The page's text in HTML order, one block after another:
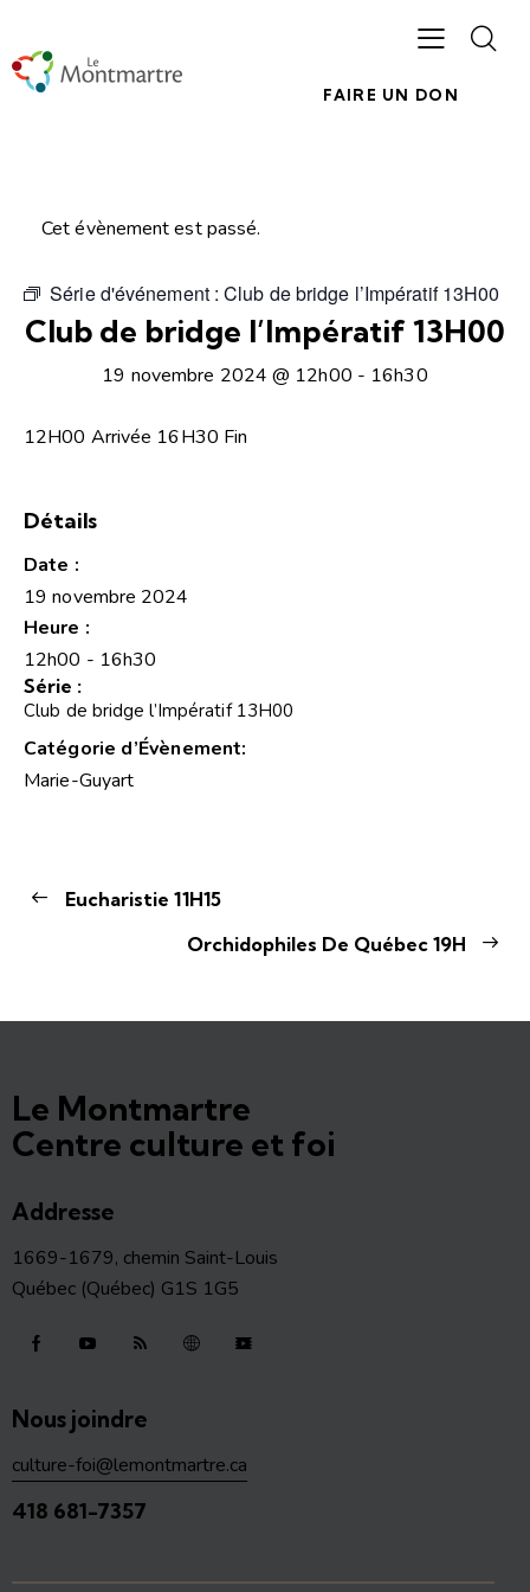
FAIRE UN DON
Cet évènement est passé.
Série d'événement :Club de bridge l’Impératif 13H00
Club de bridge l’Impératif 13H00
19 novembre 2024 @ 12h00 - 16h30
12H00 Arrivée 16H30 Fin
Détails
Date :
19 novembre 2024
Heure :
12h00 - 16h30
Série :
Club de bridge l’Impératif 13H00
Catégorie d’Évènement:
Marie-Guyart
Eucharistie 11H15
Orchidophiles De Québec 19H
Le Montmartre
Centre culture et foi
Addresse
1669-1679, chemin Saint-Louis
Québec (Québec) G1S 1G5
Nous joindre
culture-foi@lemontmartre.ca
418 681-7357